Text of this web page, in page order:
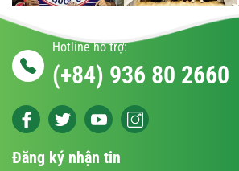
Hotline hỗ trợ:
(+84) 936 80 2660
Đăng ký nhận tin